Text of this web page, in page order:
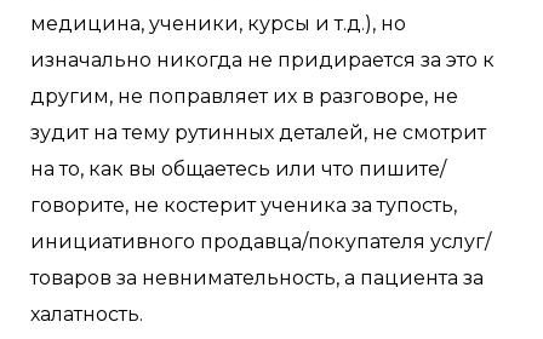
медицина, ученики, курсы и т.д.), но
изначально никогда не придирается за это к
другим, не поправляет их в разговоре, не
зудит на тему рутинных деталей, не смотрит
на то, как вы общаетесь или что пишите/
говорите, не костерит ученика за тупость,
инициативного продавца/покупателя услуг/
товаров за невнимательность, а пациента за
халатность.